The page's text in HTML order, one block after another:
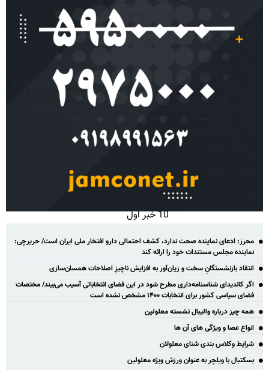
10 خبر اول
محرز: ادعای نماینده صحت ندارد، کشف احتمالی دارو افتخار ملی ایران است/ حریرچی:
نماینده مجلس مستندات خود را ارائه کند
انتقاد بازنشستگانِ سخت و زیان‌آور به افزایش ناچیزِ اصلاحات همسان‌سازی
اگر کاندیدای شناسنامه‌‎داری مطرح شود در این فضای انتخاباتی آسیب می‌بیند/ مختصات
فضای سیاسی کشور برای انتخابات ۱۴۰۰ مشخص نشده است
همه چیز درباره والیبال نشسته معلولین
انواع عصا و ویژگی های آن ها
شرایط وکلاس بندی شنای معلولان
بسکتبال با ویلچر به عنوان ورزش ویژه معلولین